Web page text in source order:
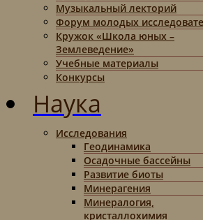
Музыкальный лекторий
Форум молодых
Кружок «Школа юных –
Землеведение»
Учебные материалы
Конкурсы
Наука
Исследования
Геодинамика
Осадочные бассейны
Развитие биоты
Минерагения
Минералогия,
кристаллохимия